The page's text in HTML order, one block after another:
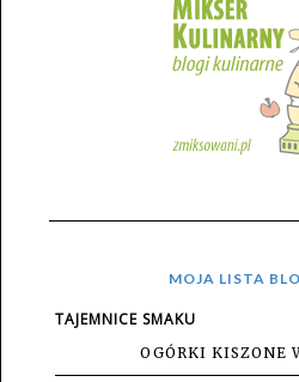
MOJA LISTA
TAJEMNICE SMAKU
OGÓRKI KISZONE